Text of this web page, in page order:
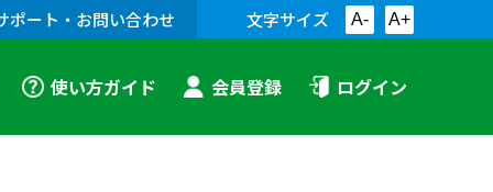
ポート・お問い合わせ 文字サイズ A- A+
使い方ガイド 会員登録 ログイン